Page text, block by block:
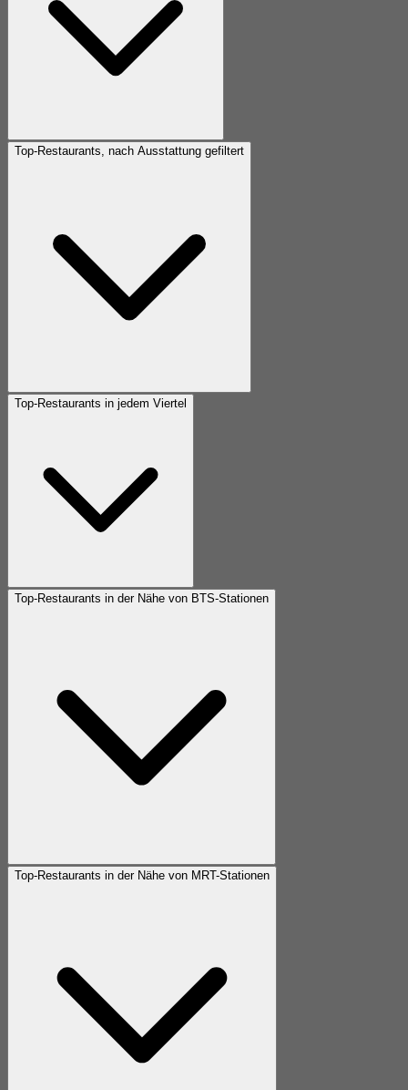
Top-Restaurants, nach Ausstattung gefiltert
Top-Restaurants in jedem Viertel
Top-Restaurants in der Nähe von BTS-Stationen
Top-Restaurants in der Nähe von MRT-Stationen